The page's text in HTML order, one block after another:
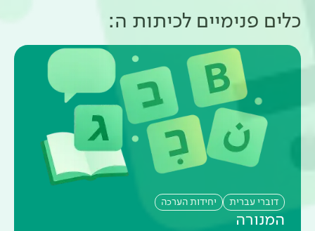
כלים פנימיים לכיתות ה:
דוברי עברית יחידות הערכה
המנורה